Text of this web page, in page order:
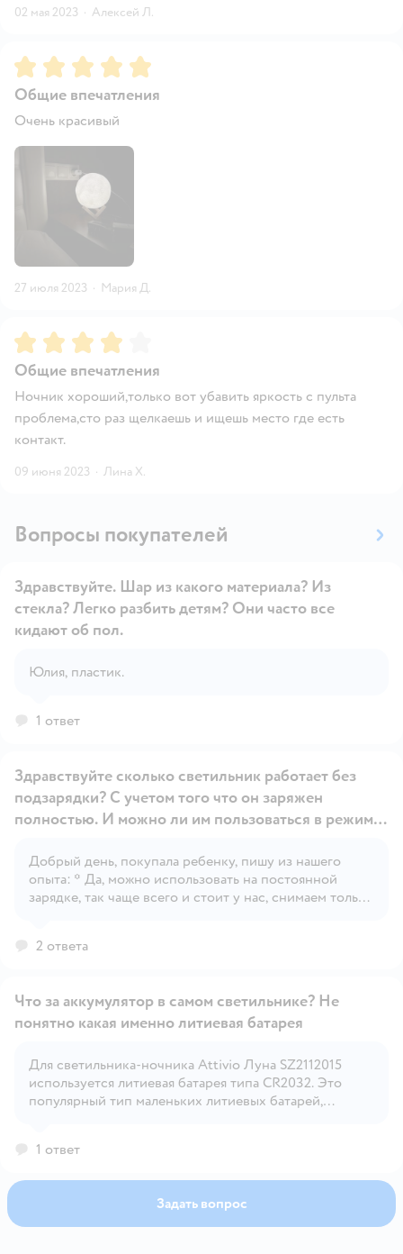
02 мая 2023 · Алексей Л.
Рейтинг:5
Общие впечатления
Очень красивый
27 июля 2023 · Мария Д.
Рейтинг:4
Общие впечатления
Ночник хороший,только вот убавить яркость с пульта
проблема,сто раз щелкаешь и ищешь место где есть
контакт.
09 июня 2023 · Лина Х.
Вопросы покупателей
Здравствуйте. Шар из какого материала? Из
стекла? Легко разбить детям? Они часто все
кидают об пол.
Юлия, пластик.
1 ответ
Открыть вопрос
Здравствуйте сколько светильник работает без
подзарядки? С учетом того что он заряжен
полностью. И можно ли им пользоваться в режиме
Добрый день, покупала ребенку, пишу из нашего
опыта: * Да, можно использовать на постоянной
зарядке, так чаще всего и стоит у нас, снимаем только
соответственно, с полной зарядкой на максимальной
2 ответа
Открыть вопрос
Что за аккумулятор в самом светильнике? Не
понятно какая именно литиевая батарея
Для светильника-ночника Attivio Луна SZ2112015
используется литиевая батарея типа CR2032. Это
популярный тип маленьких литиевых батарей,
1 ответ
Задать вопрос